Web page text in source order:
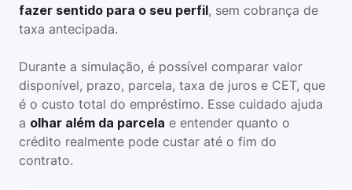
fazer sentido para o seu perfil, sem cobrança de
taxa antecipada.
Durante a simulação, é possível comparar valor
disponível, prazo, parcela, taxa de juros e CET, que
é o custo total do empréstimo. Esse cuidado ajuda
a olhar além da parcela e entender quanto o
crédito realmente pode custar até o fim do
contrato.